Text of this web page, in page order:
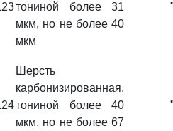
тониной более 31
мкм, но не более 40
мкм
Шерсть
карбонизированная,
тониной более 40
мкм, но не более 67